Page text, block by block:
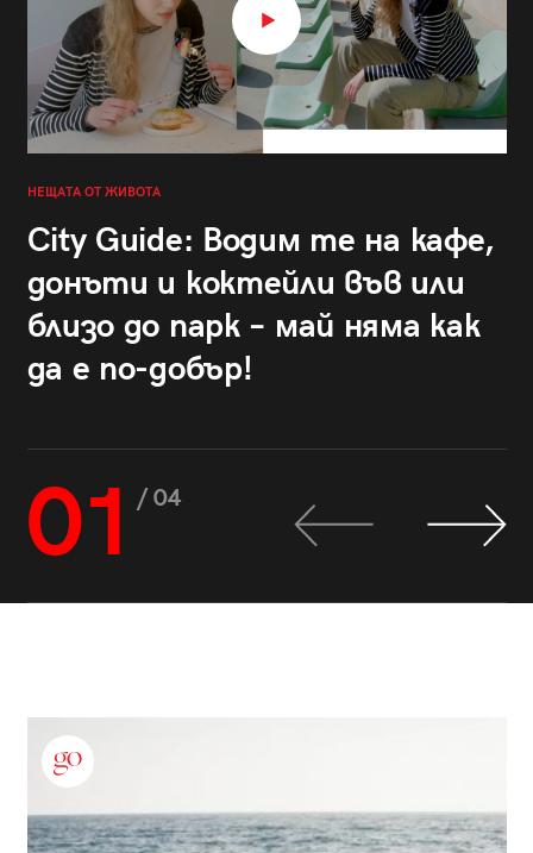
НЕЩАТА ОТ ЖИВОТА
City Guide: Водим те на кафе,
донъти и коктейли във или
близо до парк – май няма как
да е по-добър!
01 / 04